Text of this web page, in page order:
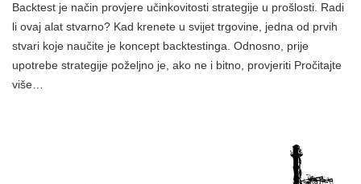
Backtest je način provjere učinkovitosti strategije u prošlosti. Radi
li ovaj alat stvarno? Kad krenete u svijet trgovine, jedna od prvih
stvari koje naučite je koncept backtestinga. Odnosno, prije
upotrebe strategije poželjno je, ako ne i bitno, provjeriti Pročitajte
više…